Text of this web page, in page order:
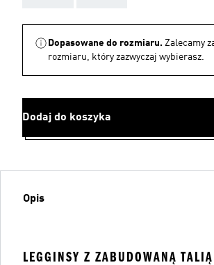
Dopasowane do rozmiaru. Zalecamy
rozmiaru, który zazwyczaj wybierasz.
Dodaj do koszyka
Opis
LEGGINSY Z ZABUDOWANĄ TALIĄ